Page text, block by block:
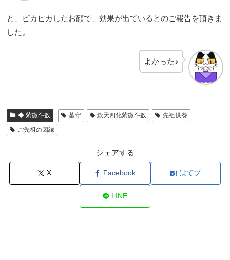
と、ピカピカしたお顔で、効果が出ているとのご報告を頂きま
した。
よかった♪
◆ 紫微斗数 墓守 欽天四化紫微斗数
先祖供養
ご先祖の因縁
シェアする
X Facebook はてブ
LINE